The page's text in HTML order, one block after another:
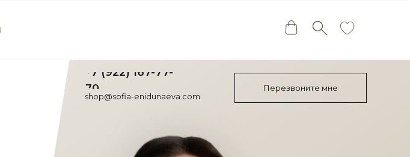
+7 (922) 167-77-
70
shop@sofia-enidunaeva.com
Перезвоните мне